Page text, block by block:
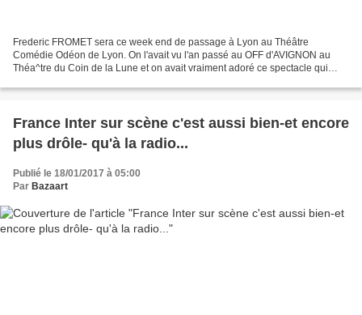
Frederic FROMET sera ce week end de passage à Lyon au Théâtre
Comédie Odéon de Lyon. On l'avait vu l'an passé au OFF d'AVIGNON au
Théa^tre du Coin de la Lune et on avait vraiment adoré ce spectacle qui
France Inter sur scène c'est aussi bien-et encore
plus drôle- qu'à la radio...
Publié le 18/01/2017 à 05:00
Par Bazaart